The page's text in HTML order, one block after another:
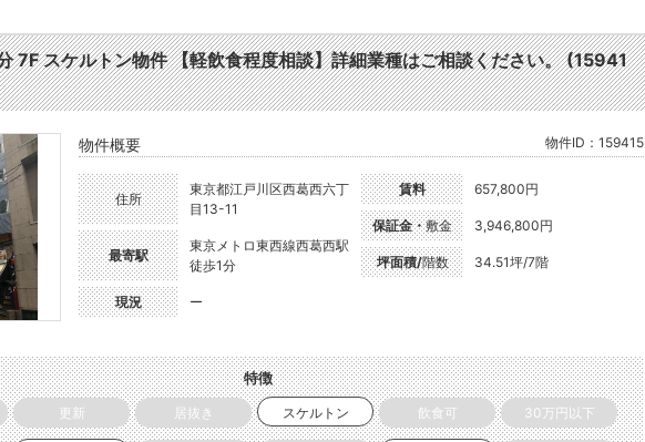
7F スケルトン物件 【軽飲食程度相談】詳細業種はご相談ください。 (15941
物件概要 物件ID：159415
住所
東京都江戸川区西葛西六丁
目13-11
最寄駅
東京メトロ東西線西葛西駅
徒歩1分
現況 ー
賃料 657,800円
保証金・敷金 3,946,800円
坪面積/階数 34.51坪/7階
特徴
更新 居抜き スケルトン 飲食可 30万円以下